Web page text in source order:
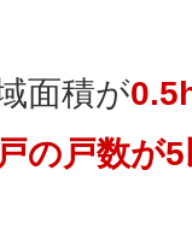
面積が
の戸数が